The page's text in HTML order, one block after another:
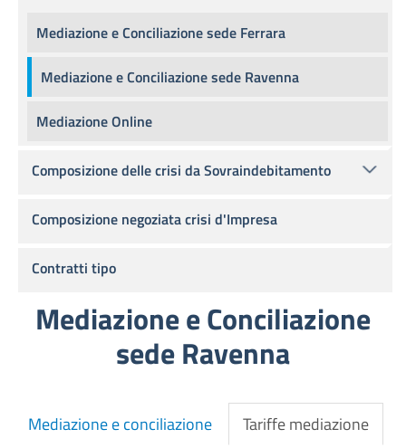
Mediazione e Conciliazione
sede Ravenna
Mediazione e conciliazione
Tariffe mediazione
Mediazione e Conciliazione sede Ferrara
Mediazione e Conciliazione sede Ravenna
Mediazione Online
Composizione delle crisi da Sovraindebitamento
Composizione negoziata crisi d'Impresa
Contratti tipo